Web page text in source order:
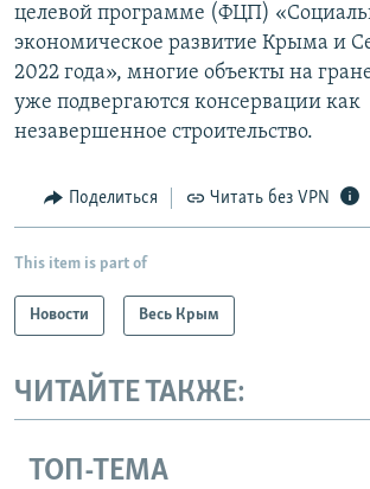
целевой программе (ФЦП)
экономическое развитие Крыма и
2022 года», многие объекты на
уже подвергаются консервации как
незавершенное строительство.
Поделиться Читать без VPN
This item is part of
Новости Весь Крым
ЧИТАЙТЕ ТАКЖЕ:
ТОП-ТЕМА